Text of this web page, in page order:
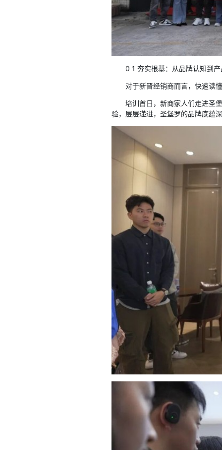
0 1 夯实根基：从品牌认知到
对于新晋经销商而言，快速读
培训首日，新商家人们走进圣
验，层层递进，圣堡罗的品牌底蕴